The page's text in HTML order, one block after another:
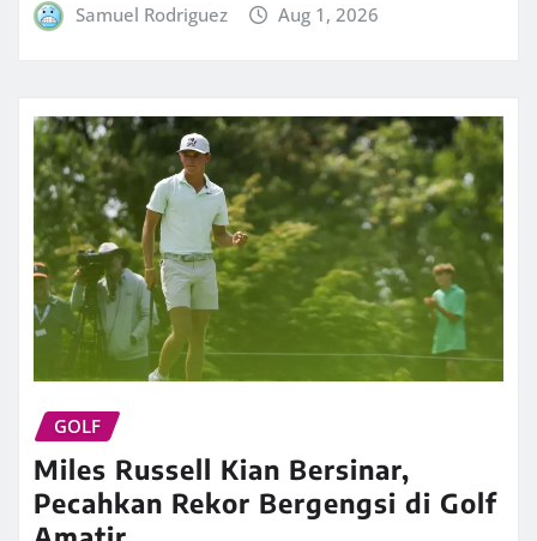
Samuel Rodriguez Aug 1, 2026
GOLF
Miles Russell Kian Bersinar,
Pecahkan Rekor Bergengsi di Golf